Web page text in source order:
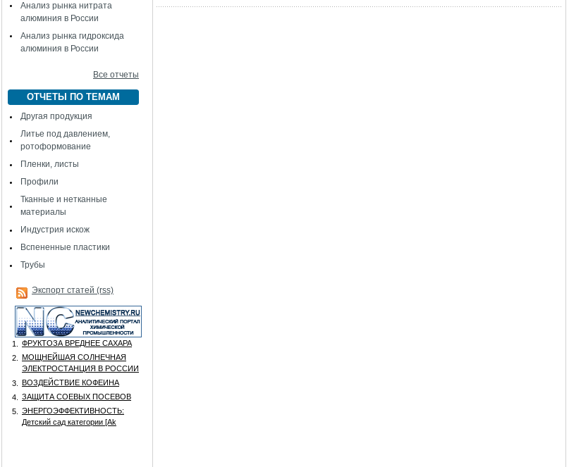
Анализ рынка нитрата
алюминия в России
Анализ рынка гидроксида
алюминия в России
Все отчеты
ОТЧЕТЫ ПО ТЕМАМ
Другая продукция
Литье под давлением,
ротоформование
Пленки, листы
Профили
Тканные и нетканные
материалы
Индустрия искож
Вспененные пластики
Трубы
Экспорт статей (rss)
1.
ФРУКТОЗА ВРЕДНЕЕ САХАРА
2.
МОЩНЕЙШАЯ СОЛНЕЧНАЯ
ЭЛЕКТРОСТАНЦИЯ В РОССИИ
3.
ВОЗДЕЙСТВИЕ КОФЕИНА
4.
ЗАЩИТА СОЕВЫХ ПОСЕВОВ
5.
ЭНЕРГОЭФФЕКТИВНОСТЬ:
Детский сад категории [Аk